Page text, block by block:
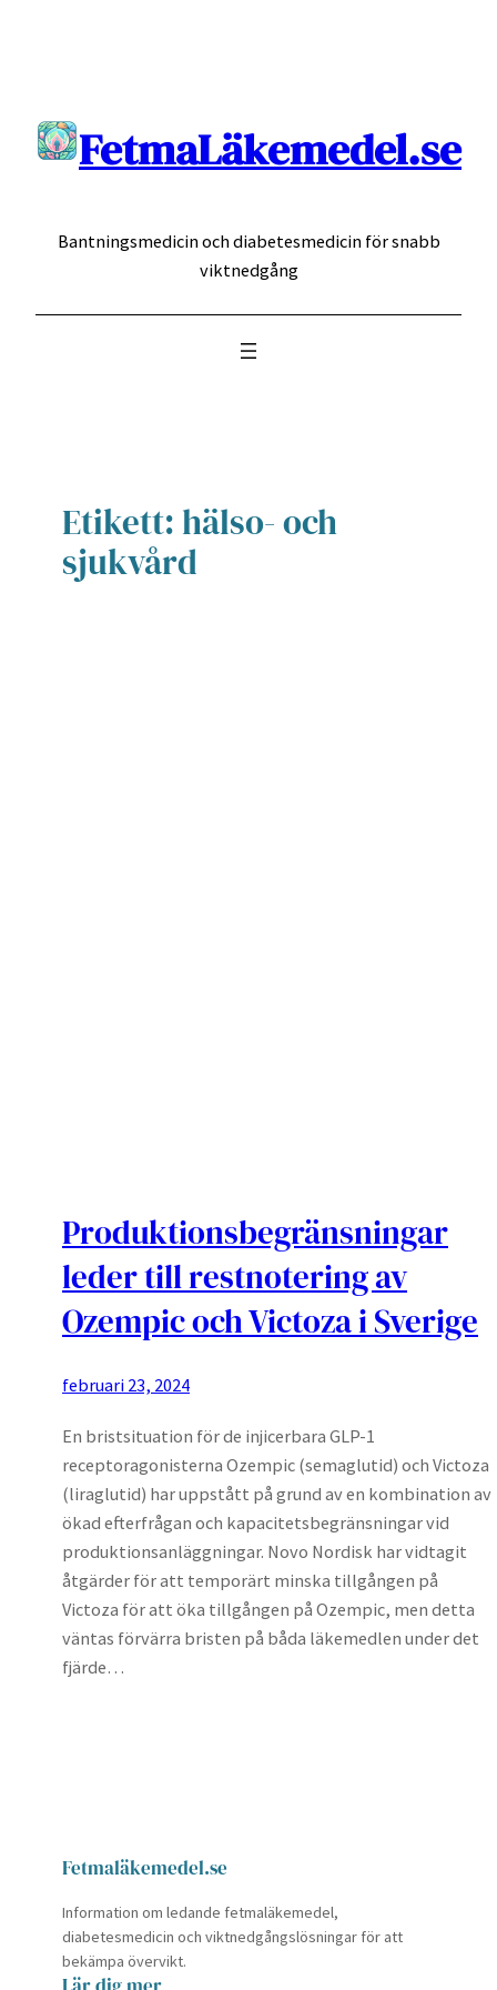
FetmaLäkemedel.se
Bantningsmedicin och diabetesmedicin för snabb
viktnedgång
Etikett: hälso- och
sjukvård
Produktionsbegränsningar
leder till restnotering av
Ozempic och Victoza i Sverige
februari 23, 2024
En bristsituation för de injicerbara GLP-1
receptoragonisterna Ozempic (semaglutid) och Victoza
(liraglutid) har uppstått på grund av en kombination av
ökad efterfrågan och kapacitetsbegränsningar vid
produktionsanläggningar. Novo Nordisk har vidtagit
åtgärder för att temporärt minska tillgången på
Victoza för att öka tillgången på Ozempic, men detta
väntas förvärra bristen på båda läkemedlen under det
fjärde…
Fetmaläkemedel.se
Information om ledande fetmaläkemedel,
diabetesmedicin och viktnedgångslösningar för att
bekämpa övervikt.